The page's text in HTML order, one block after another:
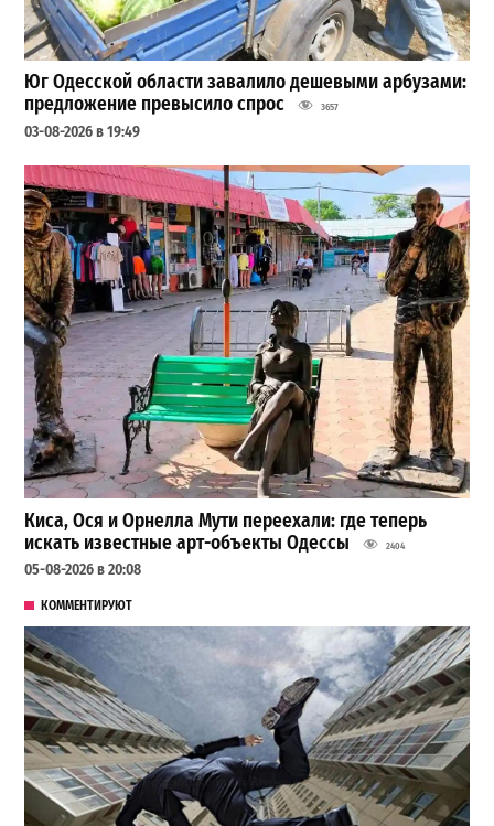
Юг Одесской области завалило дешевыми арбузами:
предложение превысило спрос
3657
03-08-2026 в 19:49
Киса, Ося и Орнелла Мути переехали: где теперь
искать известные арт-объекты Одессы
2404
05-08-2026 в 20:08
КОММЕНТИРУЮТ